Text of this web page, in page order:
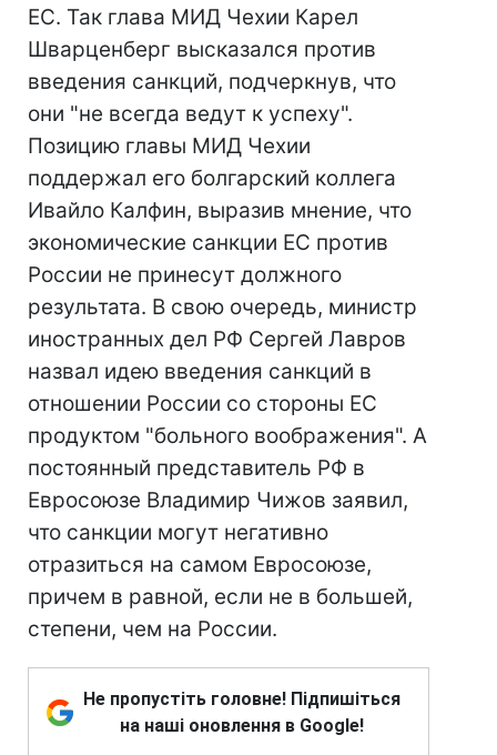
ЕС. Так глава МИД Чехии Карел
Шварценберг высказался против
введения санкций, подчеркнув, что
они "не всегда ведут к успеху".
Позицию главы МИД Чехии
поддержал его болгарский коллега
Ивайло Калфин, выразив мнение, что
экономические санкции ЕС против
России не принесут должного
результата. В свою очередь, министр
иностранных дел РФ Сергей Лавров
назвал идею введения санкций в
отношении России со стороны ЕС
продуктом "больного воображения". А
постоянный представитель РФ в
Евросоюзе Владимир Чижов заявил,
что санкции могут негативно
отразиться на самом Евросоюзе,
причем в равной, если не в большей,
степени, чем на России.
Не пропустіть головне! Підпишіться
на наші оновлення в Google!